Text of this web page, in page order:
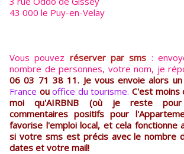
43 000 le Puy-en-Velay
Vous pouvez réserver par sms :
nombre de personnes, votre nom, je
06 03 71 38 11. Je vous envoie alors
France ouoffice du tourisme. C'est moins
moi qu'AIRBNB (où je reste
commentaires positifs pour
favorise l'emploi local, et cela fonctionne
si votre sms est précis avec le nombre
dates et votre mail!